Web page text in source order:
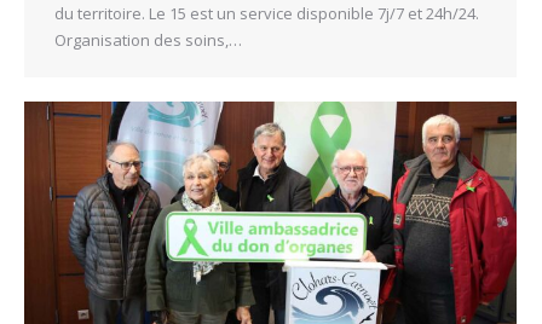
du territoire. Le 15 est un service disponible 7j/7 et 24h/24.
Organisation des soins,…